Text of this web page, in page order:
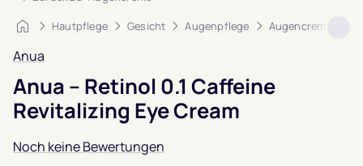
Startseite
Hautpflege Gesicht Augenpflege Augencreme
Anua
Anua – Retinol 0.1 Caffeine
Revitalizing Eye Cream
Noch keine Bewertungen